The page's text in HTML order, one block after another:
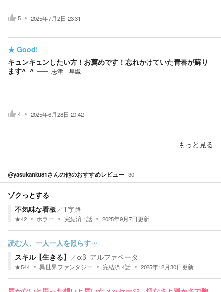
5 2025年7月2日 23:31
★ Good!
キュンキュンしたい方！お薦めです！忘れかけていた青春が蘇り
ます^_^
志津 早織
4 2025年6月28日 20:42
もっと見る
@yasukanku81さんの他のおすすめレビュー 30
ゾクっとする
不気味な看板 ／T字路
★42 ホラー 完結済 1話 2025年9月7日更新
読む人、一人一人を照らす…
スキル【生きる】 ／αβｰアルファベータｰ
★544 異世界ファンタジー 完結済4話 2025年12月30日更新